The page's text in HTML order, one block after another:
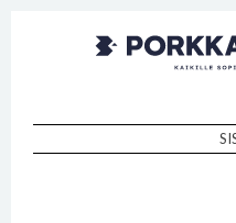
Kaikille sopiva, sinulle paras!